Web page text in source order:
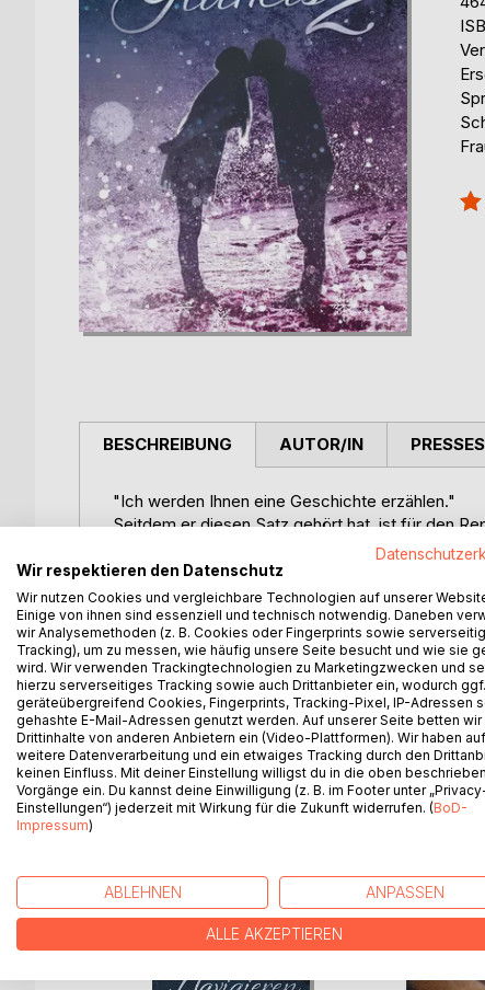
BESCHREIBUNG
"Ich werden Ihnen eine Geschichte erzählen."
Seitdem er diesen Satz gehört hat, ist für den
Es ist die Geschichte von Mary und Nick und
außergewöhnlichen Liebe, höchstem Glück,
Verlust.
Für jeden von uns gibt es irgendwo den einen
Jemand, der sein Leben für dich geben würde.
Jemand, der dich bis zum letzten Atemzug
Jemand, der dich bis zum letzten Blutstropfen
Doch was ist, wenn man keine Zukunft hat?
AUTOR/IN
WEITERE TITEL BEI
Wir respektieren den Datenschutz
Wir nutzen Cookies und vergleichbare Technologien auf unserer
Einige von ihnen sind essenziell und technisch notwendig. Daneben
wir Analysemethoden (z. B. Cookies oder Fingerprints sowie
Tracking), um zu messen, wie häufig unsere Seite besucht und wie sie
wird. Wir verwenden Trackingtechnologien zu Marketingzwecken und
hierzu serverseitiges Tracking sowie auch Drittanbieter ein, wodurch ggf.
geräteübergreifend Cookies, Fingerprints, Tracking-Pixel, IP-Adressen
gehashte E-Mail-Adressen genutzt werden. Auf unserer Seite betten wir
Drittinhalte von anderen Anbietern ein (Video-Plattformen). Wir haben
weitere Datenverarbeitung und ein etwaiges Tracking durch den
keinen Einfluss. Mit deiner Einstellung willigst du in die oben
Vorgänge ein. Du kannst deine Einwilligung (z. B. im Footer unter
Einstellungen“) jederzeit mit Wirkung für die Zukunft widerrufen. (BoD-
Impressum)
ABLEHNEN ANPASSEN
ALLE AKZEPTIEREN